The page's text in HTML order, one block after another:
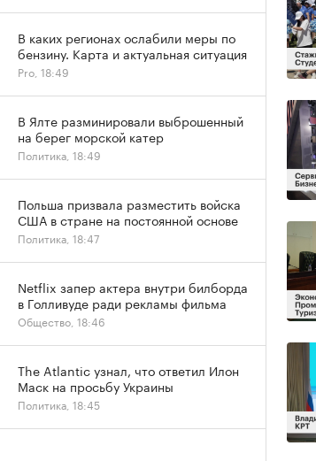
В каких регионах ослабили меры по
бензину. Карта и актуальная ситуация
Pro, 18:49
В Ялте разминировали выброшенный
на берег морской катер
Политика, 18:49
Польша призвала разместить войска
США в стране на постоянной основе
Политика, 18:47
Netflix запер актера внутри билборда
в Голливуде ради рекламы фильма
Общество, 18:46
The Atlantic узнал, что ответил Илон
Маск на просьбу Украины
Политика, 18:45